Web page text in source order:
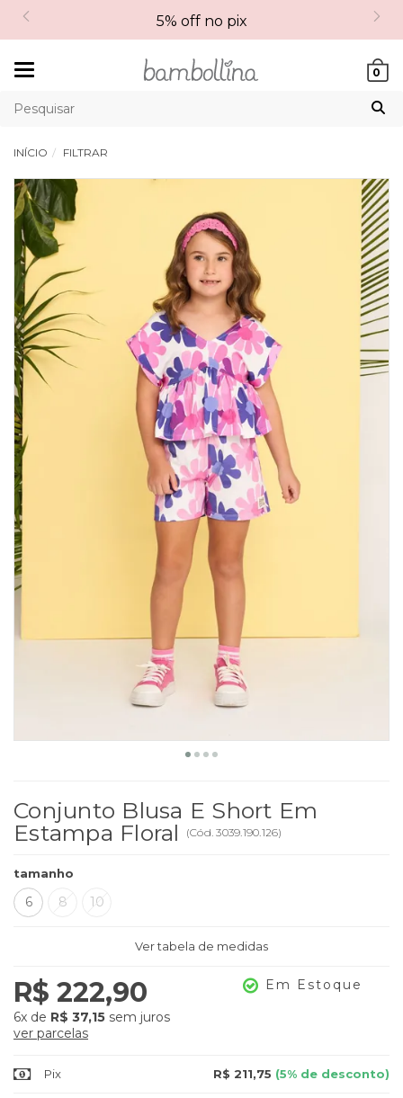
5% off no pix
0
INÍCIO FILTRAR
Conjunto Blusa E Short Em
Estampa Floral
(Cód.3039.190.126)
tamanho
6 8 10
Ver tabela de medidas
R$ 222,90
6x de R$ 37,15 sem juros
ver parcelas
Em Estoque
Pix R$ 211,75 (5% de desconto)